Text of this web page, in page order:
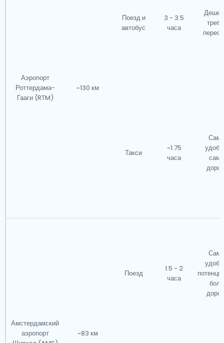
Аэропорт
Роттердама-
Гааги (RTM)
~130 км
Поезд и
автобус
3 - 3.5
часа
Такси
~1.75
часа
Амстердамский
аэропорт
~83 км
Поезд
1.5 - 2
часа